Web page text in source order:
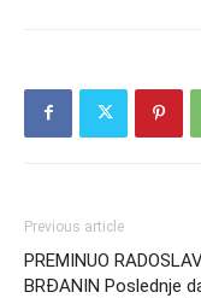
Previous article
PREMINUO
BRĐANIN Poslednje